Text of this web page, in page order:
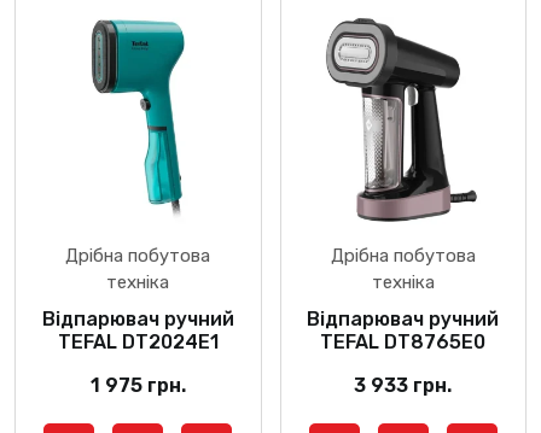
Дрібна побутова
техніка
Відпарювач ручний
TEFAL DT2024E1
1 975 грн.
Дрібна побутова
техніка
Відпарювач ручний
TEFAL DT8765E0
3 933 грн.